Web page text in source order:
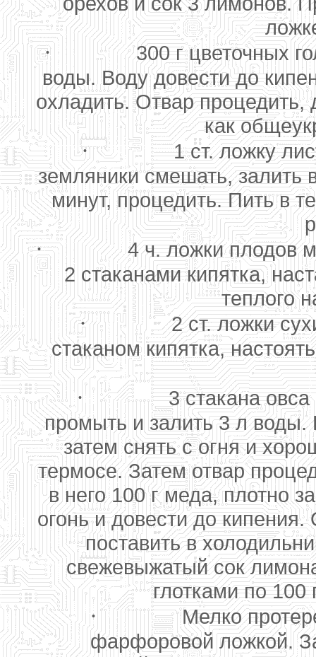
·
300 г цветочных
воды. Воду довести до
охладить. Отвар
как
·
1 ст. ложку
земляники смешать, залить
минут, процедить. Пить в
·
4 ч. ложки плодов
2 стаканами кипятка,
теплого
·
2 ст. ложки
стаканом кипятка,
·
3 стакана
промыть и залить 3 л воды.
затем снять с огня и
термосе. Затем отвар
в него 100 г меда, плотно
огонь и довести до
поставить в
свежевыжатый сок
глотками по 100
·
Мелко
фарфоровой ложкой.